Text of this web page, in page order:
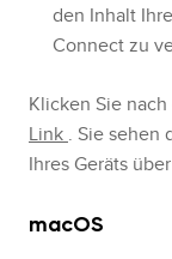
den Inhalt
Connect zu
Klicken Sie
Link . Sie sehen
Ihres Geräts
macOS